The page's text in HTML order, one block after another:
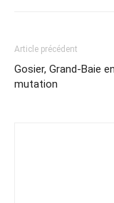
Article précédent
Gosier, Grand-Baie
mutation